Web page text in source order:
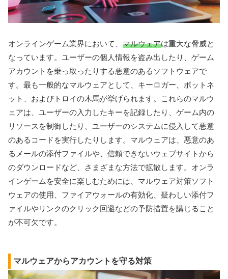
オンラインゲーム業界において、 マルウェアは重大な脅威と
なっています。ユーザーの個人情報を盗み出したり、ゲーム
アカウントを乗っ取ったりする悪意のあるソフトウェアで
す。最も一般的なマルウェアとして、キーロガー、ボットネ
ット、およびトロイの木馬が挙げられます。これらのマルウ
ェアは、ユーザーの入力したキーを記録したり、ゲーム内の
リソースを制御したり、ユーザーのシステムに侵入して悪意
のあるコードを実行したりします。マルウェアは、悪意のあ
るメールの添付ファイルや、信頼できないウェブサイトから
のダウンロードなど、さまざまな方法で拡散します。オンラ
インゲームを安全に楽しむためには、マルウェア対策ソフト
ウェアの使用、ファイアウォールの有効化、疑わしい添付フ
ァイルやリンクのクリック回避などの予防措置を講じること
が不可欠です。
マルウェアからアカウントを守る対策